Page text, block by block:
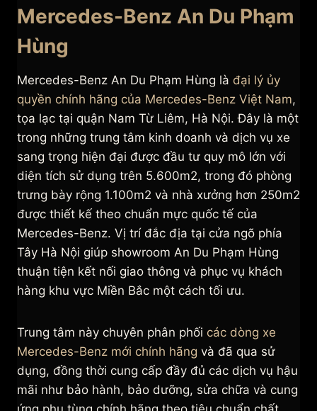
Mercedes-Benz An Du Phạm
Hùng
Mercedes-Benz An Du Phạm Hùng là đại lý ủy
quyền chính hãng của Mercedes-Benz Việt Nam,
tọa lạc tại quận Nam Từ Liêm, Hà Nội. Đây là một
trong những trung tâm kinh doanh và dịch vụ xe
sang trọng hiện đại được đầu tư quy mô lớn với
diện tích sử dụng trên 5.600m2, trong đó phòng
trưng bày rộng 1.100m2 và nhà xưởng hơn 250m2
được thiết kế theo chuẩn mực quốc tế của
Mercedes-Benz. Vị trí đắc địa tại cửa ngõ phía
Tây Hà Nội giúp showroom An Du Phạm Hùng
thuận tiện kết nối giao thông và phục vụ khách
hàng khu vực Miền Bắc một cách tối ưu.
Trung tâm này chuyên phân phối các dòng xe
Mercedes-Benz mới chính hãng và đã qua sử
dụng, đồng thời cung cấp đầy đủ các dịch vụ hậu
mãi như bảo hành, bảo dưỡng, sửa chữa và cung